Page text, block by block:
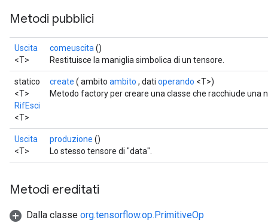
Metodi pubblici
Uscita
<T>
comeuscita ()
Restituisce la maniglia simbolica di un tensore.
statico
<T>
RifEsci
<T>
create ( ambito ambito , dati operando <T>)
Metodo factory per creare una classe che racchiude una
Uscita
<T>
produzione ()
Lo stesso tensore di "data".
Metodi ereditati
Dalla classe org.tensorflow.op.PrimitiveOp